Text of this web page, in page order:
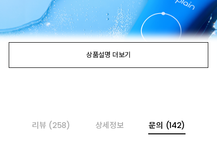
리뷰 (258) 상세정보 문의 (142)